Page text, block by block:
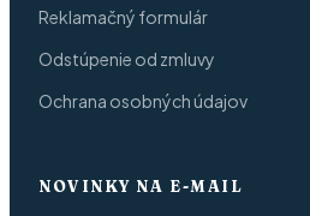
Reklamačný formulár
Odstúpenie od zmluvy
Ochrana osobných údajov
NOVINKY NA E-MAIL